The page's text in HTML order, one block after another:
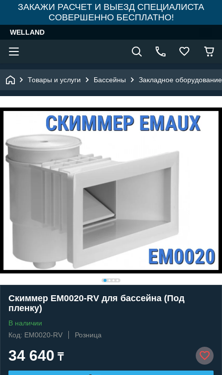
ЗАКАЖИ РАСЧЕТ И ВЫЕЗД СПЕЦИАЛИСТА
СОВЕРШЕННО БЕСПЛАТНО!
WELLAND
Товары и услуги Бассейны Закладное
Скиммер EM0020-RV для бассейна (Под
пленку)
В наличии
Код: EM0020-RV
Розница
34 640 ₸